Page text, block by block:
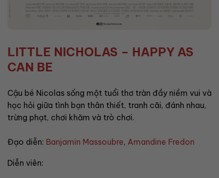
LITTLE NICHOLAS – HAPPY AS
CAN BE
Cậu bé Nicolas sống một tuổi thơ tràn đầy niềm vui và
học hỏi giữa tình bạn thân thiết, tranh cãi, đánh nhau,
trừng phạt, chơi khăm và trò chơi.
Đạo diễn: Banjamin Massoubre, Amandine Fredon
Diễn viên: